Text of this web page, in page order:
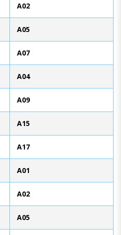
A02
A05
A07
A04
A09
A15
A17
A01
A02
A05